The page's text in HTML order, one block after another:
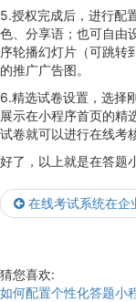
5.授权完成后，进行配
色、分享语；也可自由
序轮播幻灯片（可跳转
的推广广告图。
6.精选试卷设置，选择
展示在小程序首页的精
试卷就可以进行在线考
好了，以上就是在答题
在线考试系统在企
猜您喜欢:
如何配置个性化答题小